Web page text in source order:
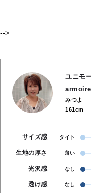
-->
ユニモ
みつよ
161cm
サイズ感 タイト
生地の厚さ 薄い
光沢感 なし
透け感 なし